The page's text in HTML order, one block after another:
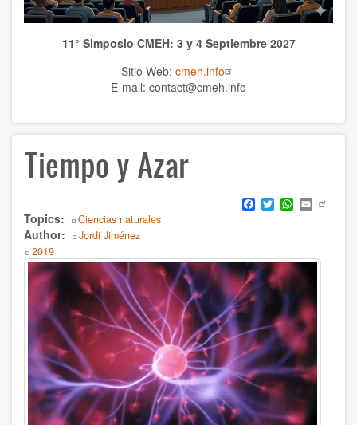
Ciencias
Cultura
Espiritualidad
Historia
Humanismo
Noviolencia
Política
Psicología
Salud
Sociedad
11° Simposio CMEH: 3 y 4 Septiembre 2027
Sitio Web: cmeh.info
E-mail: contact@cmeh.info
Tiempo y Azar
Facebook
TwitterWhatsApp
Email
Topics Ciencias naturales
Author
Jordi Jiménez
2019
Body